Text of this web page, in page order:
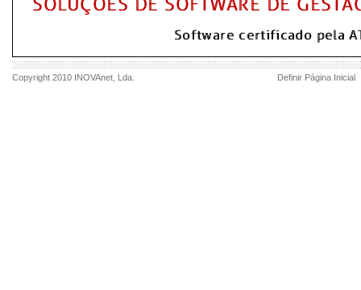
Copyright 2010 INOVAnet , Lda. Definir Página Inicial